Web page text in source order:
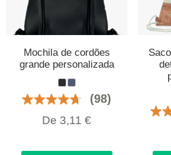
Mochila de cordões
grande personalizada
(98)
De 3,11 €